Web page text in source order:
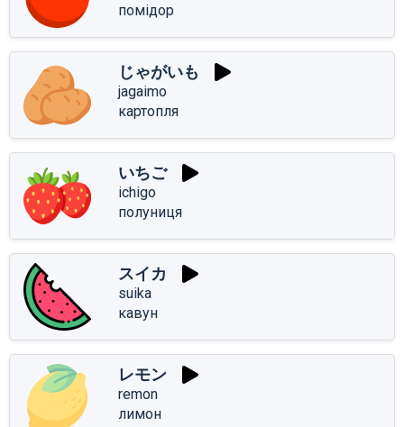
помідор
じゃがいも
jagaimo
картопля
いちご
ichigo
полуниця
スイカ
suika
кавун
レモン
remon
лимон